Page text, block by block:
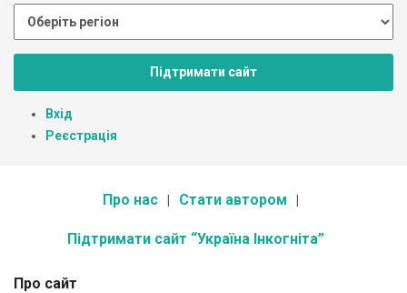
Підтримати сайт
Вхід
Реєстрація
Про нас Стати автором
Підтримати сайт “Україна Інкогніта”
Про сайт